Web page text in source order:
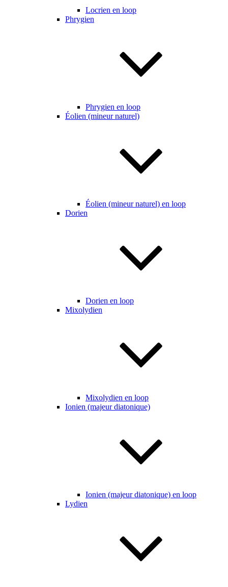
Locrien en loop
Phrygien
Phrygien en loop
Éolien (mineur naturel)
Éolien (mineur naturel) en loop
Dorien
Dorien en loop
Mixolydien
Mixolydien en loop
Ionien (majeur diatonique)
Ionien (majeur diatonique) en loop
Lydien